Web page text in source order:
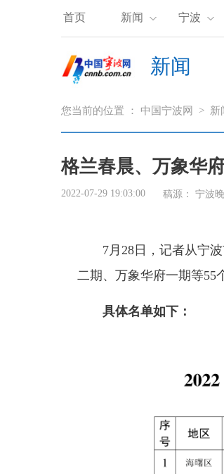
首页 新闻 宁波
新闻
您当前的位置 ： 中国宁波网 > 新
格兰春晨、万象华
2022-07-29 19:03:00 稿源： 宁波
7月28日，记者从宁
二期、万象华府一期等55
具体名单如下：